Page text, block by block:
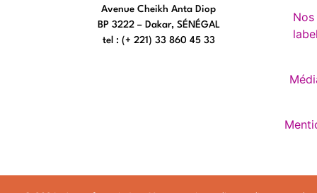
Avenue Cheikh Anta Diop
BP 3222 – Dakar, SÉNÉGAL
tel : (+ 221) 33 860 45 33
Nos